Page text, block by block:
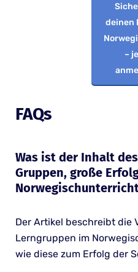
deinen
–
FAQs
Was ist der Inhalt
Gruppen, große
Der Artikel beschreibt die
Lerngruppen im
wie diese zum Erfolg der